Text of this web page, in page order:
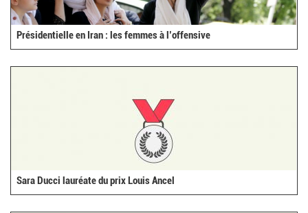
Présidentielle en Iran : les femmes à l’offensive
Sara Ducci lauréate du prix Louis Ancel